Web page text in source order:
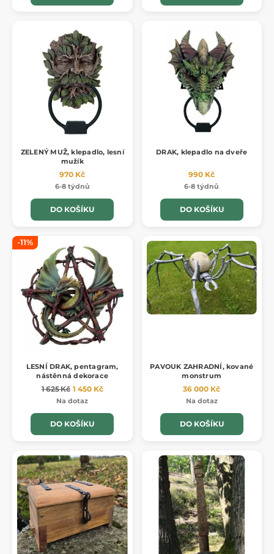
ZELENÝ MUŽ, klepadlo, lesní
mužík
970 Kč
6-8 týdnů
DO KOŠÍKU
DRAK, klepadlo na dveře
990 Kč
6-8 týdnů
DO KOŠÍKU
-11%
LESNÍ DRAK, pentagram,
nástěnná dekorace
1 625 Kč 1 450 Kč
Na dotaz
DO KOŠÍKU
PAVOUK ZAHRADNÍ, kované
monstrum
36 000 Kč
Na dotaz
DO KOŠÍKU